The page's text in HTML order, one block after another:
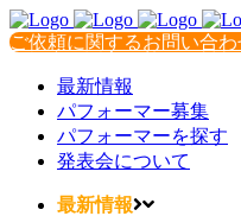
ご依頼に関するお問い合わ
最新情報
パフォーマー募集
パフォーマーを探す
発表会について
最新情報